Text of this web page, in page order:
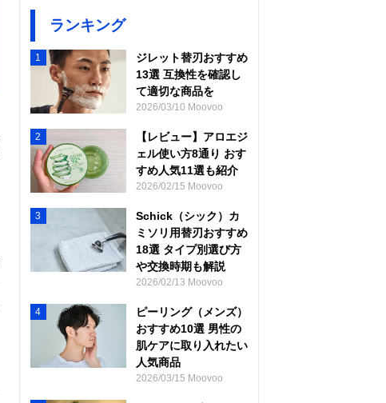
ランキング
1
ジレット替刃おすすめ
13選 互換性を確認し
て適切な商品を
2026/03/10 Moovoo
2
【レビュー】アロエジ
ェル使い方8通り おす
すめ人気11選も紹介
2026/02/15 Moovoo
3
Schick（シック）カ
ミソリ用替刃おすすめ
18選 タイプ別選び方
や交換時期も解説
2026/02/13 Moovoo
4
ピーリング（メンズ）
おすすめ10選 男性の
肌ケアに取り入れたい
人気商品
2026/03/15 Moovoo